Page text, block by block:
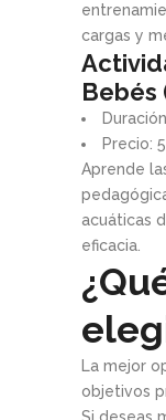
cargas y
Bebés
Precio:
Aprende
acuáticas
eficacia.
La mejor
objetivos